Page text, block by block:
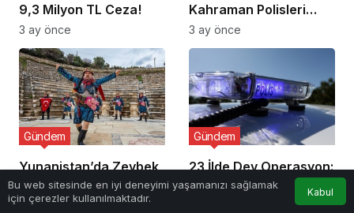
9,3 Milyon TL Ceza!
3 ay önce
Kahraman Polisleri
Ziyaret Etti
3 ay önce
Yunanistan’da Zeybek
Tartışması Alevlendi!
Gündem
3 ay önce
23 İlde Dev Operasyon:
405 Gözaltı!
Gündem
Bu web sitesinde en iyi deneyimi yaşamanızı sağlamak
için çerezler kullanılmaktadır.
Kabul